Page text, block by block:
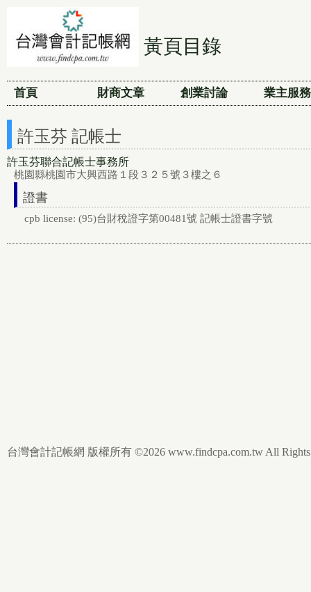
黃頁目錄
首頁 財商文章 創業討論 業主服務
許玉芬 記帳士
許玉芬聯合記帳士事務所
桃園縣桃園市大興西路１段３２５號３樓之６
證書
cpb license: (95)台財稅證字第00481號 記帳士證書字號
台灣會計記帳網 版權所有 ©2026 www.findcpa.com.tw All Rights